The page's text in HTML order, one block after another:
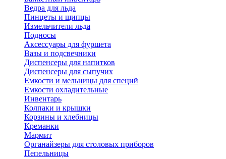
Ведра для льда
Пинцеты и щипцы
Измельчители льда
Подносы
Аксессуары для фуршета
Вазы и подсвечники
Диспенсеры для напитков
Диспенсеры для сыпучих
Емкости и мельницы для специй
Емкости охладительные
Инвентарь
Колпаки и крышки
Корзины и хлебницы
Креманки
Мармит
Органайзеры для столовых приборов
Пепельницы